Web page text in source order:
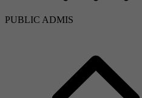
PUBLIC ADMIS